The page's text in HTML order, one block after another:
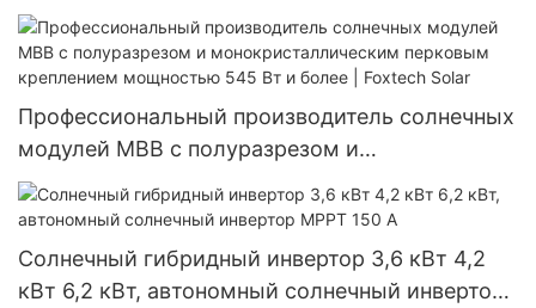
Вт, 100 Вт с литий-железо-фосфатными
аккумуляторами.
Профессиональный производитель солнечных
модулей MBB с полуразрезом и
монокристаллическим перковым креплением
мощностью 545 Вт и более | Foxtech Solar
Солнечный гибридный инвертор 3,6 кВт 4,2
кВт 6,2 кВт, автономный солнечный инвертор